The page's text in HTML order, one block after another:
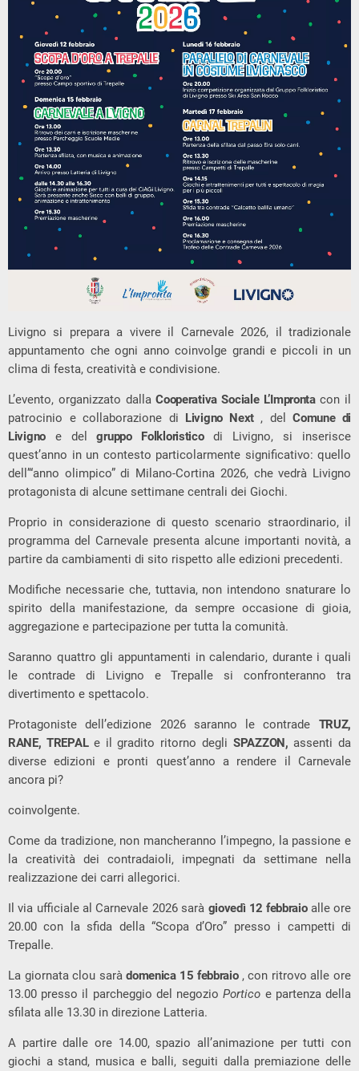
Livigno si prepara a vivere il Carnevale 2026, il tradizionale
appuntamento che ogni anno coinvolge grandi e piccoli in un
clima di festa, creatività e condivisione.
L’evento, organizzato dallaCooperativa Sociale L’Improntacon il
patrocinio e collaborazione di Livigno Next , delComune di
Livigno e delgruppo Folkloristicodi Livigno, si inserisce
quest’anno in un contesto particolarmente significativo: quello
dell’“anno olimpico” di Milano-Cortina 2026, che vedrà Livigno
protagonista di alcune settimane centrali dei Giochi.
Proprio in considerazione di questo scenario straordinario, il
programma del Carnevale presenta alcune importanti novità, a
partire da cambiamenti di sito rispetto alle edizioni precedenti.
Modifiche necessarie che, tuttavia, non intendono snaturare lo
spirito della manifestazione, da sempre occasione di gioia,
aggregazione e partecipazione per tutta la comunità.
Saranno quattro gli appuntamenti in calendario, durante i quali
le contrade di Livigno e Trepalle si confronteranno tra
divertimento e spettacolo.
Protagoniste dell’edizione 2026 saranno le contrade TRUZ,
RANE, TREPAL e il gradito ritorno degliSPAZZON,assenti da
diverse edizioni e pronti quest’anno a rendere il Carnevale
ancora pi?
coinvolgente.
Come da tradizione, non mancheranno l’impegno, la passione e
la creatività dei contradaioli, impegnati da settimane nella
realizzazione dei carri allegorici.
Il via ufficiale al Carnevale 2026 sarà giovedì 12 febbraio alle ore
20.00 con la sfida della “Scopa d’Oro” presso i campetti di
Trepalle.
La giornata clou saràdomenica 15 febbraio , con ritrovo alle ore
13.00 presso il parcheggio del negozioPortico e partenza della
sfilata alle 13.30 in direzione Latteria.
A partire dalle ore 14.00, spazio all’animazione per tutti con
giochi a stand, musica e balli, seguiti dalla premiazione delle